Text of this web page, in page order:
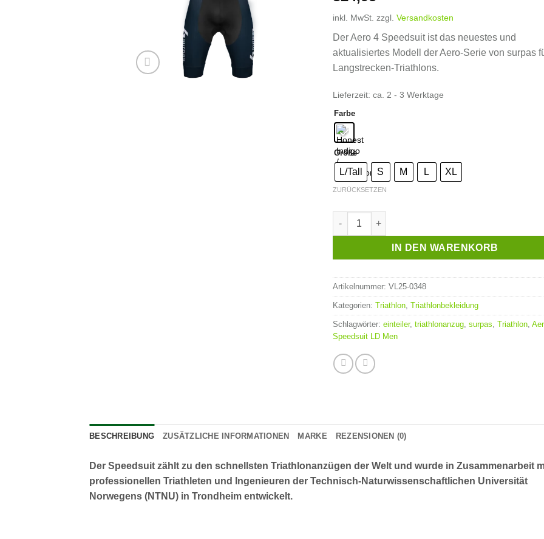
inkl. MwSt. zzgl. Versandkosten
Der Aero 4 Speedsuit ist das neuestes und
aktualisiertes Modell der Aero-Serie von surpas
Langstrecken-Triathlons.
Lieferzeit: ca. 2 - 3 Werktage
Farbe
Größe
L/Tall S M L XL
ZURÜCKSETZEN
surpas Aero 4 Speedsuit LD Men - Triathloneinteiler
IN DEN WARENKORB
Artikelnummer: VL25-0348
Kategorien: Triathlon, Triathlonbekleidung
Schlagwörter: einteiler, triathlonanzug, surpas Triathlon,
Speedsuit LD Men
BESCHREIBUNG ZUSÄTZLICHE INFORMATIONEN MARKE REZENSIONEN (0)
Der Speedsuit zählt zu den schnellsten Triathlonanzügen der Welt und wurde in Zusammenarbeit
professionellen Triathleten und Ingenieuren der Technisch-Naturwissenschaftlichen Universität
Norwegens (NTNU) in Trondheim entwickelt.